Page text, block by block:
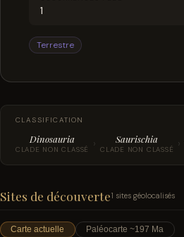
1
Terrestre
CLASSIFICATION
Dinosauria
CLADE NON CLASSÉ › Saurischia
CLADE NON CLASSÉ ›
Sites de découverte1 sites géolocalisés
Carte actuelle Paléocarte ~197 Ma